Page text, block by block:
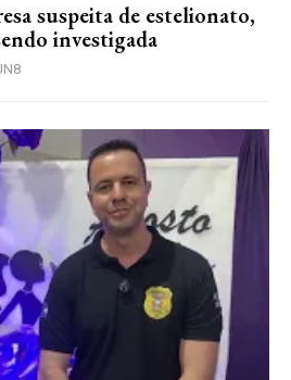
suspeita de estelionato,
investigada